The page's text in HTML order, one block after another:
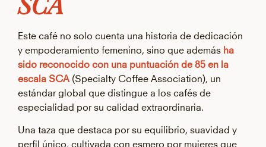
Este café no solo cuenta una historia de dedicación
y empoderamiento femenino, sino que además ha
sido reconocido con una puntuación de 85 en la
escala SCA (Specialty Coffee Association), un
estándar global que distingue a los cafés de
especialidad por su calidad extraordinaria.
Una taza que destaca por su equilibrio, suavidad y
perfil único, cultivada con esmero por mujeres que